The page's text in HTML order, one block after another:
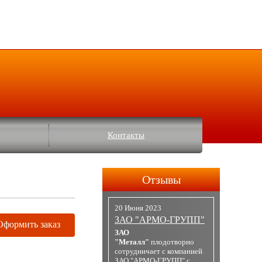
Контакты
заказ
Отзывы
20 Июня 2023
ЗАО "АРМО-ГРУПП"
ЗАО
"Металл" плодотворно
сотрудничает с компанией